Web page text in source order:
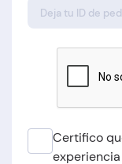
Certifico